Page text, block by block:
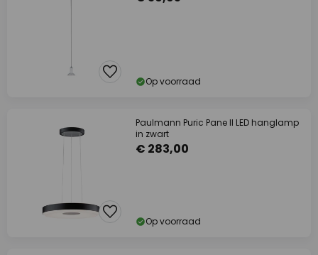
Op voorraad
Paulmann Puric Pane II LED hanglamp
in zwart
€ 283,00
Op voorraad